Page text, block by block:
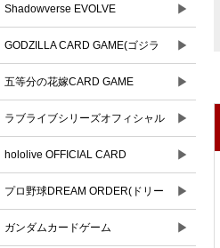
Shadowverse EVOLVE ▶
GODZILLA CARD GAME(ゴジラ
カードゲーム)
▶
五等分の花嫁CARD GAME ▶
ラブライブシリーズオフィシャル
カードゲーム
▶
hololive OFFICIAL CARD
GAME(ホロライブオフィシャルカ
ードゲーム)
▶
プロ野球DREAM ORDER(ドリー
ムオーダー)
▶
ガンダムカードゲーム ▶